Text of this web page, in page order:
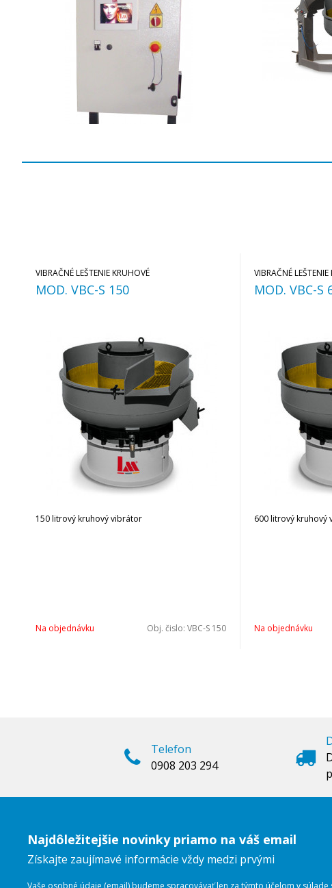
VIBRAČNÉ LEŠTENIE KRUHOVÉ
MOD. VBC-S 150
150 litrový kruhový vibrátor
Na objednávku Obj. čislo: VBC-S 150
VIBRAČNÉ
MOD. VBC-S
600 litrový kruhový
Na objednávku
Telefon
0908 203 294
Najdôležitejšie novinky priamo na váš email
Získajte zaujímavé informácie vždy medzi prvými